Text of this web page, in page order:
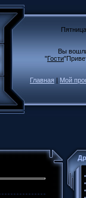
Вы
"Гости"
Главная | Мой